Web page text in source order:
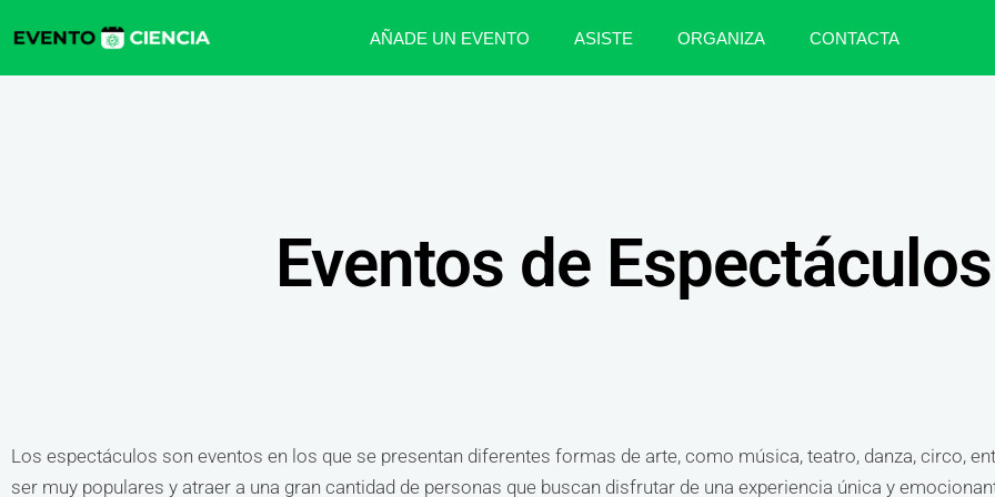
AÑADE UN EVENTO ASISTE ORGANIZA CONTACTA
Eventos de Espectáculos
Los espectáculos son eventos en los que se presentan diferentes formas de arte, como música, teatro, danza, circo,
ser muy populares y atraer a una gran cantidad de personas que buscan disfrutar de una experiencia única y